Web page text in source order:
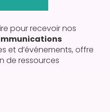
pour recevoir nos
et d’événements, offre
de ressources